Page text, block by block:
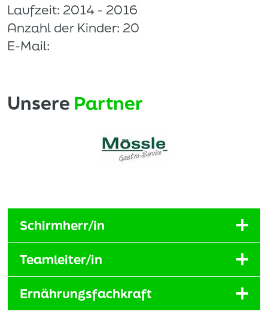
Laufzeit: 2014 - 2016
Anzahl der Kinder: 20
E-Mail:
Unsere Partner
Schirmherr/in
Teamleiter/in
Ernährungsfachkraft